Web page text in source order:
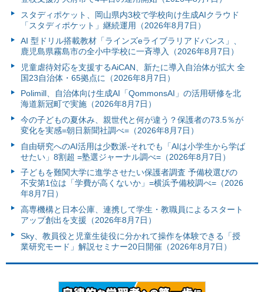
スタディポケット、岡山県内3校で学校向け生成AIクラウド
「スタディポケット」継続運用（2026年8月7日）
AI 型ドリル搭載教材「ラインズeライブラリアドバンス」、
鹿児島県霧島市の全小中学校に一斉導入（2026年8月7日）
児童虐待対応を支援するAiCAN、新たに導入自治体が拡大 全
国23自治体・65拠点に（2026年8月7日）
Polimill、自治体向け生成AI「QommonsAI」の活用研修を北
海道新冠町で実施（2026年8月7日）
今の子どもの夏休み、親世代と何が違う？保護者の73.5％が
変化を実感=朝日新聞社調べ=（2026年8月7日）
自由研究へのAI活用は少数派-それでも「AIは小学生から学ば
せたい」8割超 =塾選ジャーナル調べ=（2026年8月7日）
子どもを難関大学に進学させたい保護者調査 予備校選びの
不安第1位は「学費が高くないか」=横浜予備校調べ=（2026
年8月7日）
高専機構と日本公庫、連携して学生・教職員によるスタート
アップ創出を支援（2026年8月7日）
Sky、教員役と児童生徒役に分かれて操作を体験できる「授
業研究モード」解説セミナー20日開催（2026年8月7日）